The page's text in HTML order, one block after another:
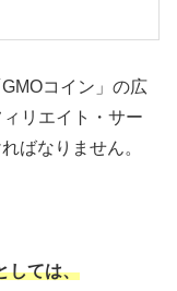
コイン」の広
リエイト・サー
ばなりません。
しては、